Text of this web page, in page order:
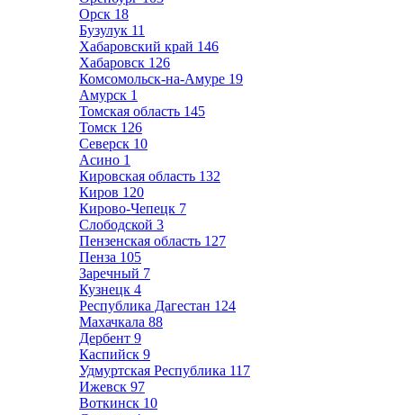
Орск 18
Бузулук 11
Хабаровский край 146
Хабаровск 126
Комсомольск-на-Амуре 19
Амурск 1
Томская область 145
Томск 126
Северск 10
Асино 1
Кировская область 132
Киров 120
Кирово-Чепецк 7
Слободской 3
Пензенская область 127
Пенза 105
Заречный 7
Кузнецк 4
Республика Дагестан 124
Махачкала 88
Дербент 9
Каспийск 9
Удмуртская Республика 117
Ижевск 97
Воткинск 10